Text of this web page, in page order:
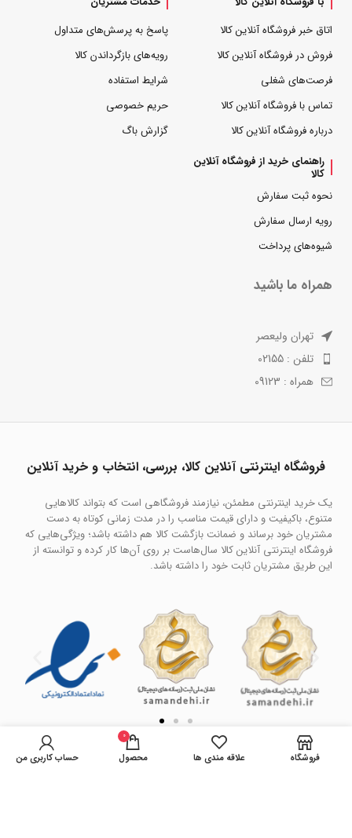
اتاق خبر فروشگاه آنلاین کالا
فروش در فروشگاه آنلاین کالا
فرصت‌های شغلی
تماس با فروشگاه آنلاین کالا
درباره فروشگاه آنلاین کالا
پاسخ به پرسش‌های متداول
رویه‌های بازگرداندن کالا
شرایط استفاده
حریم خصوصی
گزارش باگ
راهنمای خرید از فروشگاه آنلاین
کالا
نحوه ثبت سفارش
رویه ارسال سفارش
شیوه‌های پرداخت
همراه ما باشید
تهران ولیعصر
تلفن : 02155
همراه : 09123
فروشگاه اینترنتی آنلاین کالا، بررسی، انتخاب و خرید آنلاین
یک خرید اینترنتی مطمئن، نیازمند فروشگاهی است که بتواند کالاهایی
متنوع، باکیفیت و دارای قیمت مناسب را در مدت زمانی کوتاه به دست
مشتریان خود برساند و ضمانت بازگشت کالا هم داشته باشد؛ ویژگی‌هایی که
فروشگاه اینترنتی آنلاین کالا سال‌هاست بر روی آن‌ها کار کرده و توانسته از
این طریق مشتریان ثابت خود را داشته باشد.
فروشگاه علاقه مندی ها
0
محصول حساب کاربری من